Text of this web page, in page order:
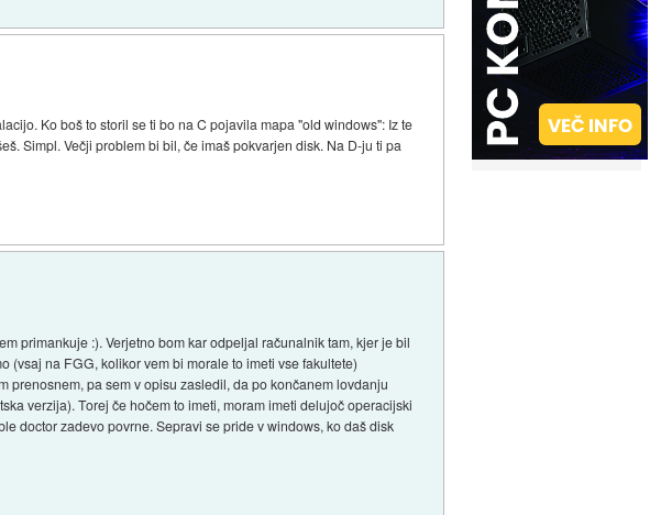
Ko boš to storil se ti bo na C pojavila mapa "old windows": Iz te
Simpl. Večji problem bi bil, če imaš pokvarjen disk. Na D-ju ti pa
primankuje :). Verjetno bom kar odpeljal računalnik tam, kjer je bil
(vsaj na FGG, kolikor vem bi morale to imeti vse fakultete)
prenosnem, pa sem v opisu zasledil, da po končanem lovdanju
verzija). Torej če hočem to imeti, moram imeti delujoč operacijski
doctor zadevo povrne. Sepravi se pride v windows, ko daš disk